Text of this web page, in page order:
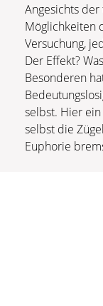
Angesichts
Möglichkeiten
Versuchung,
Der Effekt?
Besonderen
selbst. Hier
selbst die
Euphorie